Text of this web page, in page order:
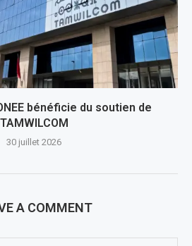
bénéficie du soutien de
TAMWILCOM
30 juillet 2026
A COMMENT